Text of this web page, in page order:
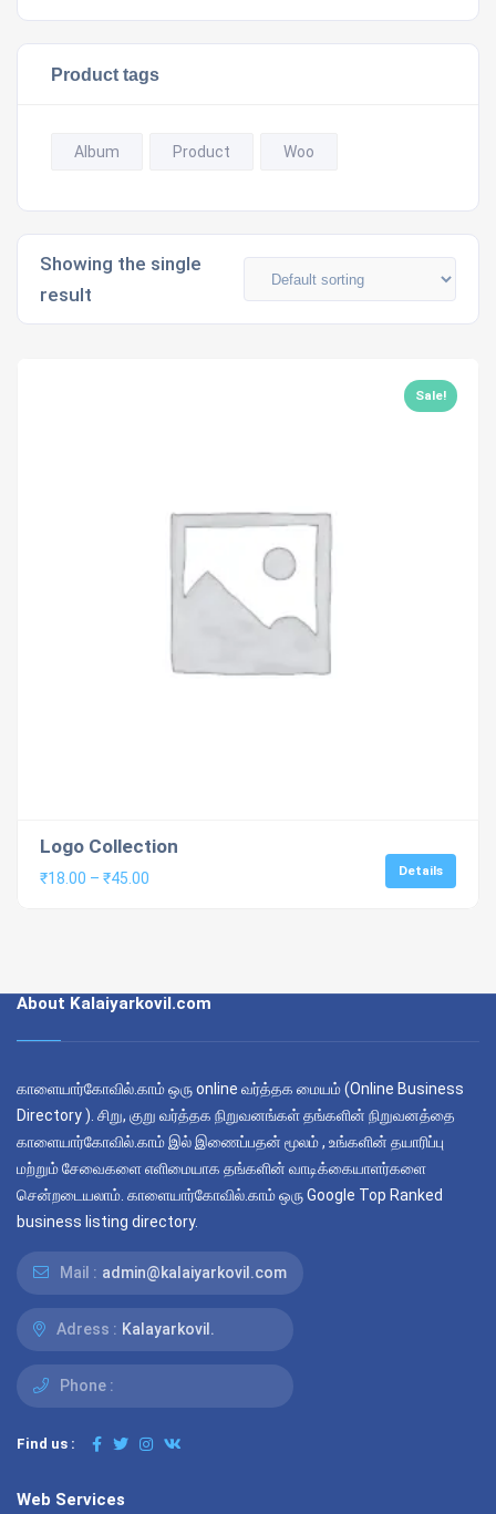
₹3.00.₹2.00.
Product tags
Album Product Woo
Showing the single
result
Sale!
Logo Collection
₹18.00 – ₹45.00 Details
About Kalaiyarkovil.com
காளையார்கோவில்.காம் ஒரு online வர்த்தக மையம் (Online Business
Directory ). சிறு, குறு வர்த்தக நிறுவனங்கள் தங்களின் நிறுவனத்தை
காளையார்கோவில்.காம் இல் இணைப்பதன் மூலம் , உங்களின் தயாரிப்பு
மற்றும் சேவைகளை எளிமையாக தங்களின் வாடிக்கையாளர்களை
சென்றடையலாம். காளையார்கோவில்.காம் ஒரு Google Top Ranked
business listing directory.
Mail : admin@kalaiyarkovil.com
Adress : Kalayarkovil.
Phone :
Find us :
Web Services